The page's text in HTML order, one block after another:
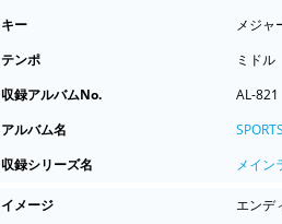
キー
メジャ
テンポ
ミドル
収録アルバムNo.
AL-821
アルバム名
収録シリーズ名
メイン
イメージ エンデ